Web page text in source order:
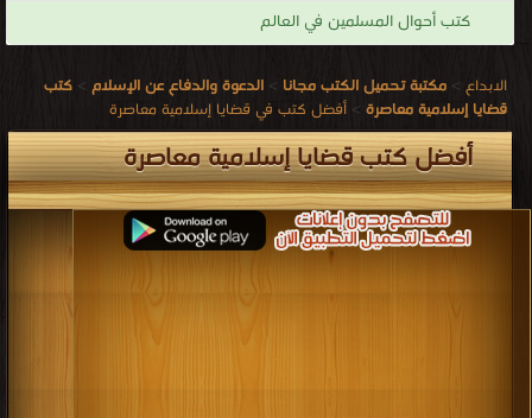
كتب أحوال المسلمين في العالم
الابداع > مكتبة تحميل الكتب مجانا > الدعوة والدفاع عن الإسلام > كتب
قضايا إسلامية معاصرة > أفضل كتب في قضايا إسلامية معاصرة
أفضل كتب قضايا إسلامية معاصرة